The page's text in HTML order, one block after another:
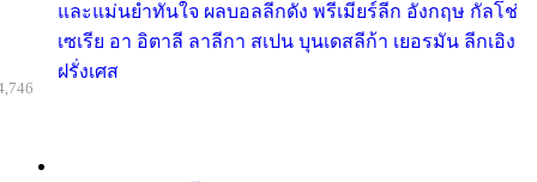
และแม่นยำทันใจ ผลบอลลีกดัง พรีเมียร์ลีก อังกฤษ กัลโช่
เซเรีย อา อิตาลี ลาลีกา สเปน บุนเดสลีก้า เยอรมัน ลีกเอิง
ฝรั่งเศส